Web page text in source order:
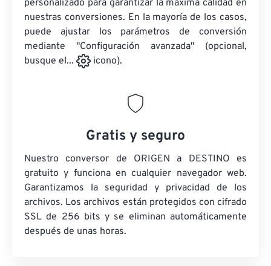
personalizado para garantizar la máxima calidad en
nuestras conversiones. En la mayoría de los casos,
puede ajustar los parámetros de conversión
mediante "Configuración avanzada" (opcional,
busque el...
icono).
Gratis y seguro
Nuestro conversor de ORIGEN a DESTINO es
gratuito y funciona en cualquier navegador web.
Garantizamos la seguridad y privacidad de los
archivos. Los archivos están protegidos con cifrado
SSL de 256 bits y se eliminan automáticamente
después de unas horas.